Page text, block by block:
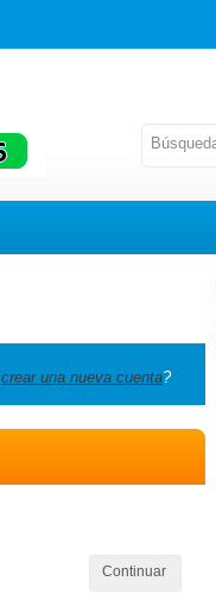
crear una nueva cuenta?
Continuar